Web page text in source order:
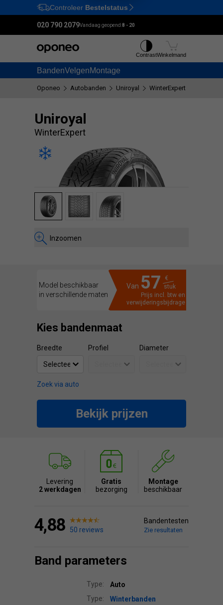
Ctrl M
Controleer Bestelstatus
020 790 2079Vandaag geopend:8 - 20
BandenVelgenMontage
ContrastWinkelmand
Oponeo Autobanden Uniroyal WinterExpert
Uniroyal
WinterExpert
Inzoomen
Model beschikbaar
in verschillende maten
Van 57
€
stuk
Prijs incl. btw en
verwijderingsbijdrage
Kies bandenmaat
Breedte Profiel Diameter
Zoek via auto
Bekijk prijzen
Levering
2 werkdagen
Gratis
bezorging
Montage
beschikbaar
4,88 50 reviews
Bandentesten
Zie resultaten
Band parameters
Type:
Auto
Type:
Winterbanden